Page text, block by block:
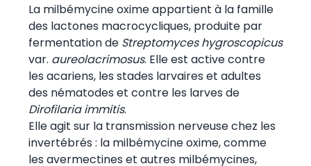
La milbémycine oxime appartient à la famille
des lactones macrocycliques, produite par
fermentation de Streptomyces hygroscopicus
var. aureolacrimosus. Elle est active contre
les acariens, les stades larvaires et adultes
des nématodes et contre les larves de
Dirofilaria immitis.
Elle agit sur la transmission nerveuse chez les
invertébrés : la milbémycine oxime, comme
les avermectines et autres milbémycines,